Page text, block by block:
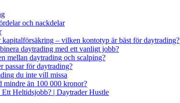
och nackdelar
– vilken kontotyp är bäst för daytrading?
daytrading med ett vanligt jobb?
mellan daytrading och scalping?
passar för daytrading?
du inte vill missa
mindre än 100 000 kronor?
Heltidsjobb? | Daytrader Hustle